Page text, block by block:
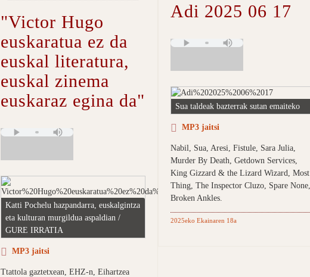
"Victor Hugo
euskaratua ez da
euskal literatura,
euskal zinema
euskaraz egina da"
Katti Pochelu hazpandarra, euskalgintza
eta kulturan murgildua aspaldian /
GURE IRRATIA
MP3 jaitsi
Ttattola gaztetxean, EHZ-n, Eihartzea
Adi 2025 06 17
Sua taldeak bazterrak sutan emaiteko
MP3 jaitsi
Nabil, Sua, Aresi, Fistule, Sara Julia,
Murder By Death, Getdown Services,
King Gizzard & the Lizard Wizard, Most
Thing, The Inspector Cluzo, Spare None,
Broken Ankles.
2025eko Ekainaren 18a